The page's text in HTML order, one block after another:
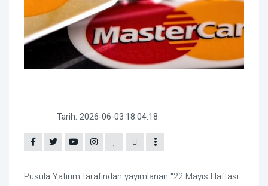
Tarih: 2026-06-03 18:04:18
Pusula Yatırım tarafından yayımlanan "22 Mayıs Haftası